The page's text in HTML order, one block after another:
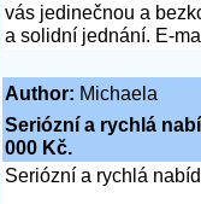
vás jedinečnou a
a solidní jednání. E-
Author: Michaela
Seriózní a rychlá
000 Kč.
Seriózní a rychlá